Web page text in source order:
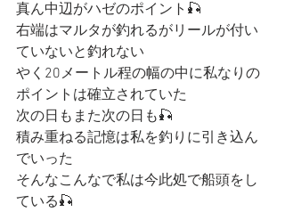
真ん中辺がハゼのポイント🎣
右端はマルタが釣れるがリールが付い
ていないと釣れない
やく20メートル程の幅の中に私なりの
ポイントは確立されていた
次の日もまた次の日も🎣
積み重ねる記憶は私を釣りに引き込ん
でいった
そんなこんなで私は今此処で船頭をし
ている🎣